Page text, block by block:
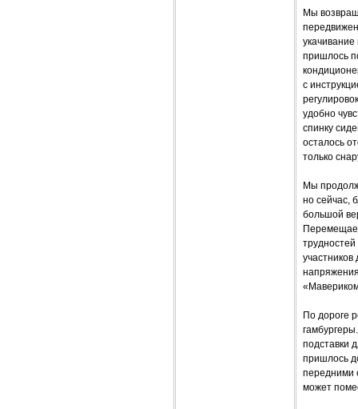
Мы
пришлось
с
удобно
спинку
осталось
только
Мы
но сейчас,
большой
По дороге
подставки
пришлось
передними
может